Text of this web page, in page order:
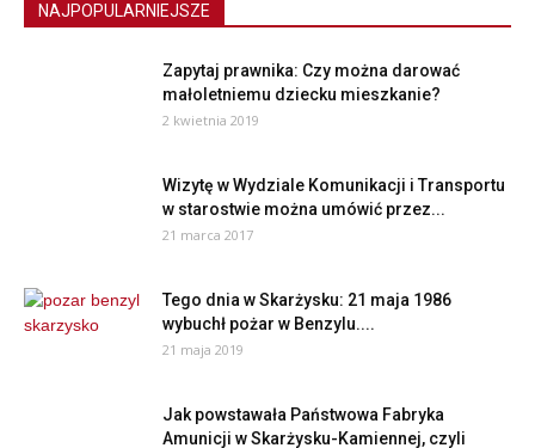
NAJPOPULARNIEJSZE
Zapytaj prawnika: Czy można darować
małoletniemu dziecku mieszkanie?
2 kwietnia 2019
Wizytę w Wydziale Komunikacji i Transportu
w starostwie można umówić przez...
21 marca 2017
Tego dnia w Skarżysku: 21 maja 1986
wybuchł pożar w Benzylu....
21 maja 2019
Jak powstawała Państwowa Fabryka
Amunicji w Skarżysku-Kamiennej, czyli